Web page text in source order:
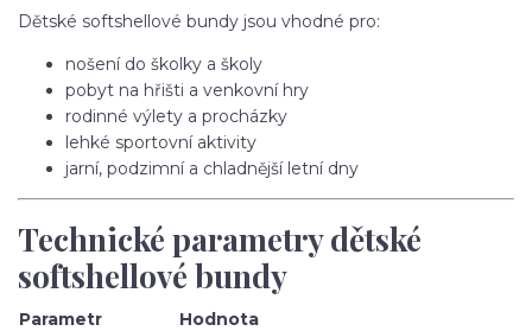
Dětské softshellové bundy jsou vhodné pro:
nošení do školky a školy
pobyt na hřišti a venkovní hry
rodinné výlety a procházky
lehké sportovní aktivity
jarní, podzimní a chladnější letní dny
Technické parametry dětské
softshellové bundy
Parametr
Hodnota